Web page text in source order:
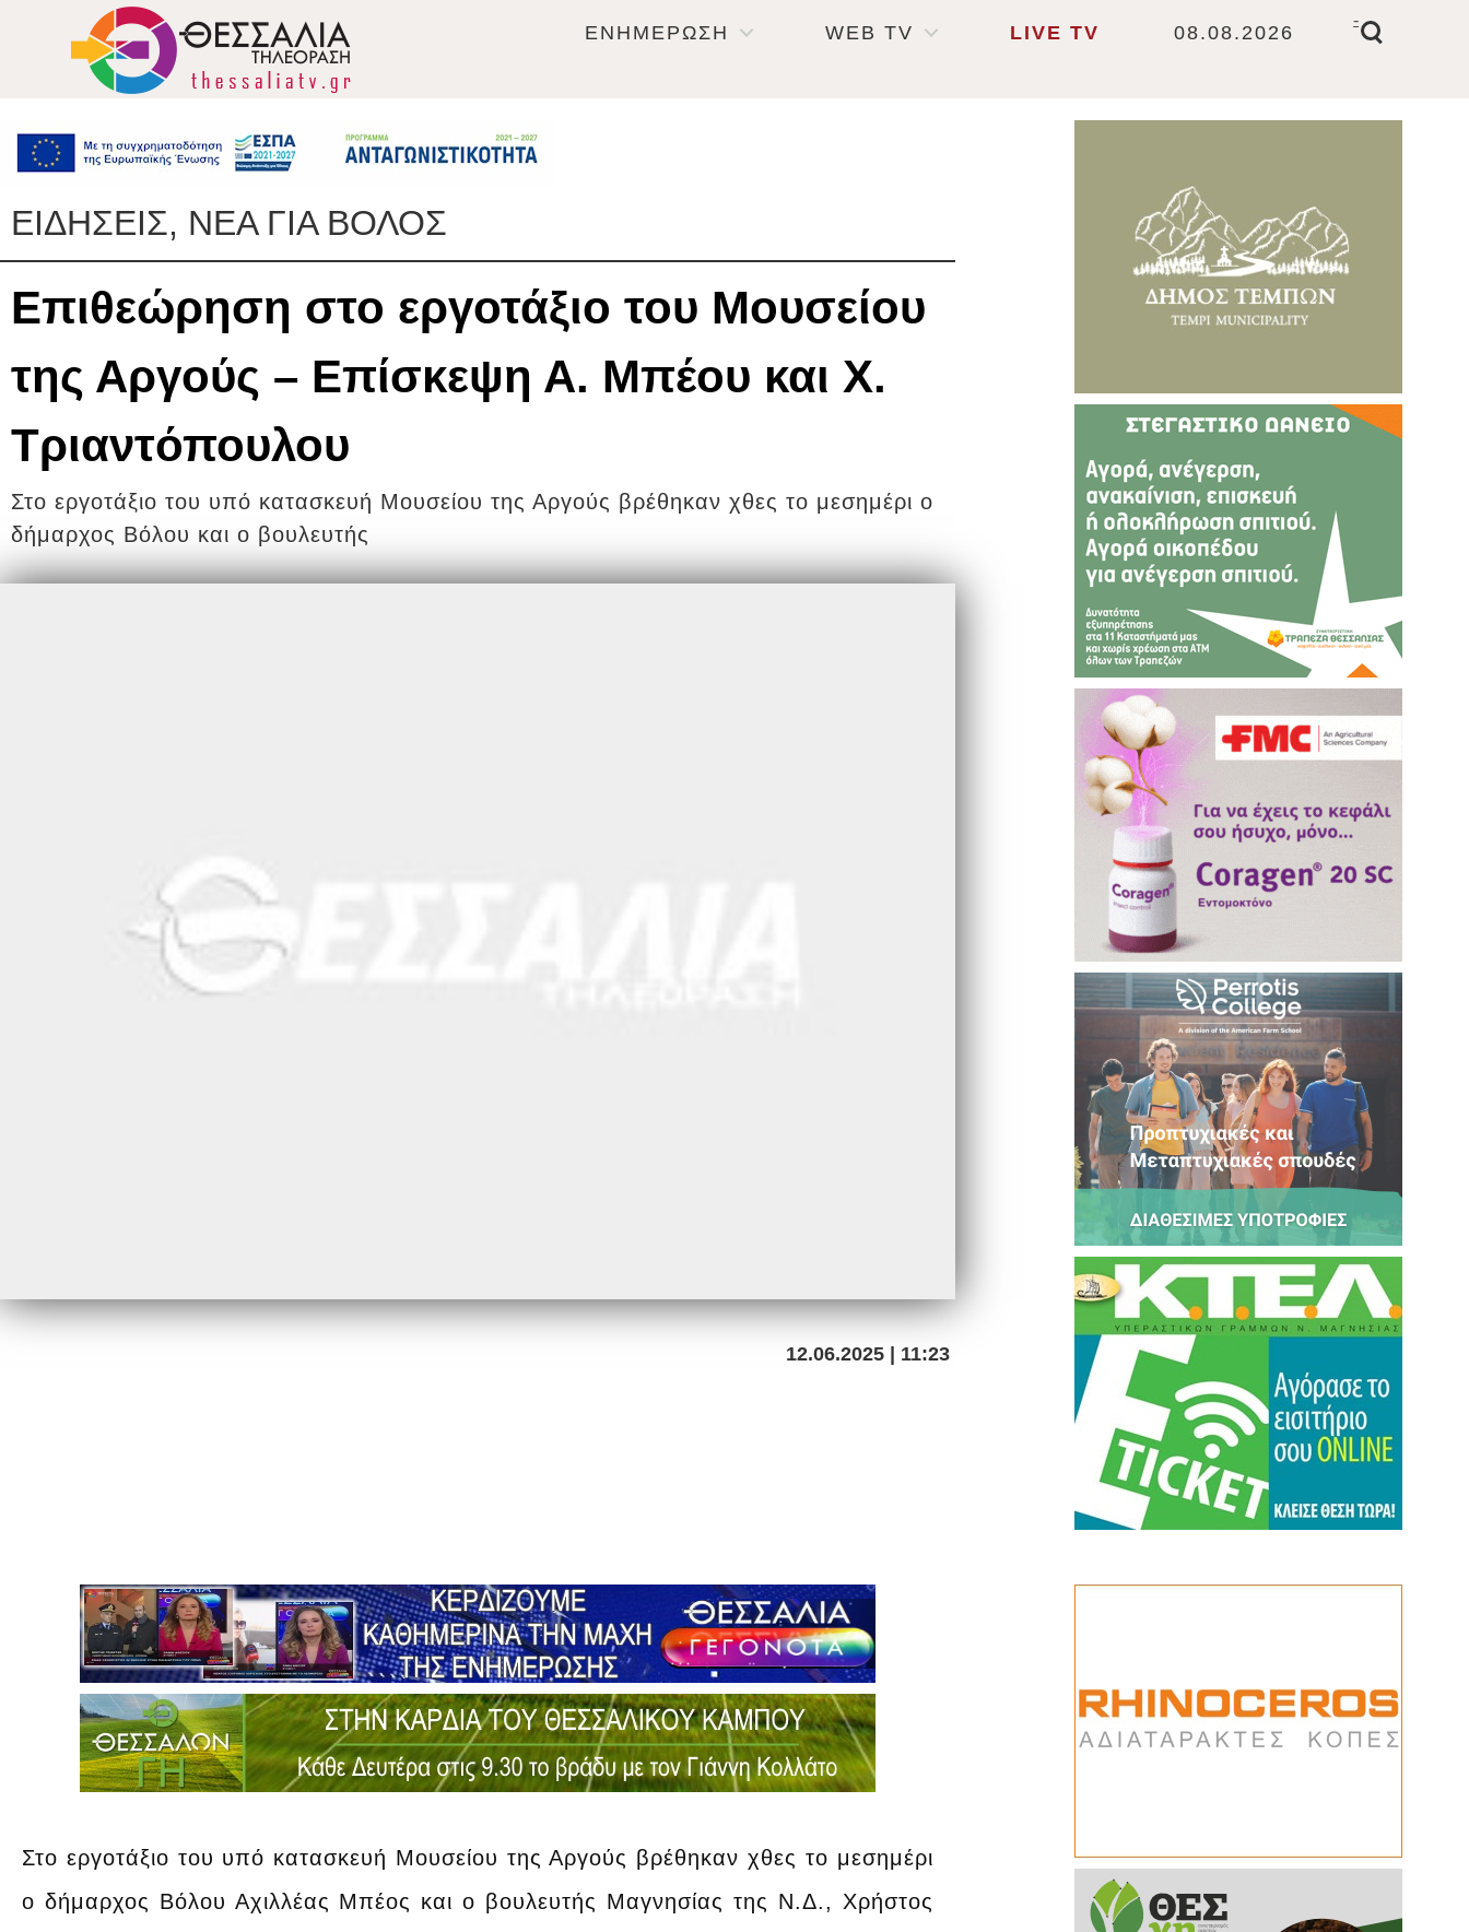
ΕΝΗΜΕΡΩΣΗ WEB TV LIVE TV 08.08.2026
-
ΕΙΔΗΣΕΙΣ, ΝΕΑ ΓΙΑ ΒΟΛΟΣ
Επιθεώρηση στο εργοτάξιο του Μουσείου
της Αργούς – Επίσκεψη Α. Μπέου και Χ.
Τριαντόπουλου
Στο εργοτάξιο του υπό κατασκευή Μουσείου της Αργούς βρέθηκαν χθες το μεσημέρι ο
δήμαρχος Βόλου και ο βουλευτής
12.06.2025 | 11:23
Στο εργοτάξιο του υπό κατασκευή Μουσείου της Αργούς βρέθηκαν χθες το μεσημέρι
ο δήμαρχος Βόλου Αχιλλέας Μπέος και ο βουλευτής Μαγνησίας της Ν.Δ., Χρήστος